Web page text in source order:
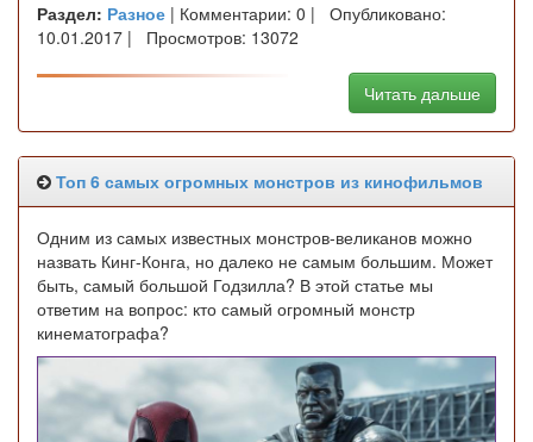
Раздел: Разное | Комментарии: 0 | Опубликовано:
10.01.2017 | Просмотров: 13072
Читать дальше
Топ 6 самых огромных монстров из кинофильмов
Одним из самых известных монстров-великанов можно
назвать Кинг-Конга, но далеко не самым большим. Может
быть, самый большой Годзилла? В этой статье мы
ответим на вопрос: кто самый огромный монстр
кинематографа?